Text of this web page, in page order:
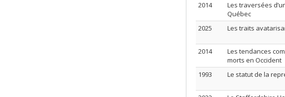
2014
Les traversées
Québec
2025 Les traits
2014
Les tendances
morts en Occident
1993 Le statut de la